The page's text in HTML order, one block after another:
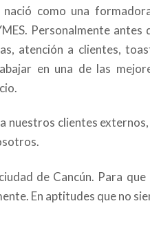
como una
Personalmente
atención a clientes,
en una de las
nuestros clientes
de Cancún. Para
En aptitudes que no